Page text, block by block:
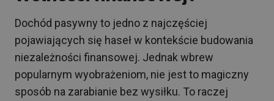
Dochód pasywny to jedno z najczęściej
pojawiających się haseł w kontekście budowania
niezależności finansowej. Jednak wbrew
popularnym wyobrażeniom, nie jest to magiczny
sposób na zarabianie bez wysiłku. To raczej